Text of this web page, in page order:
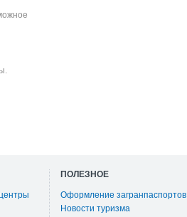
ПОЛЕЗНОЕ
Оформление загранпаспортов
Новости туризма